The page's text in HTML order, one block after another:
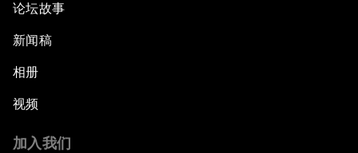
论坛故事
新闻稿
相册
视频
加入我们